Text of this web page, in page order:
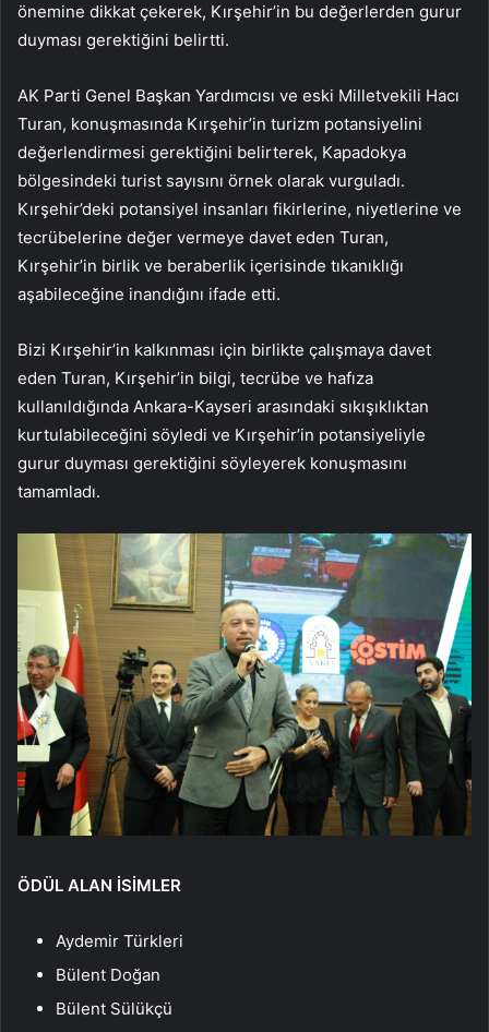
önemine dikkat çekerek, Kırşehir’in bu değerlerden gurur
duyması gerektiğini belirtti.
AK Parti Genel Başkan Yardımcısı ve eski Milletvekili Hacı
Turan, konuşmasında Kırşehir’in turizm potansiyelini
değerlendirmesi gerektiğini belirterek, Kapadokya
bölgesindeki turist sayısını örnek olarak vurguladı.
Kırşehir’deki potansiyel insanları fikirlerine, niyetlerine ve
tecrübelerine değer vermeye davet eden Turan,
Kırşehir’in birlik ve beraberlik içerisinde tıkanıklığı
aşabileceğine inandığını ifade etti.
Bizi Kırşehir’in kalkınması için birlikte çalışmaya davet
eden Turan, Kırşehir’in bilgi, tecrübe ve hafıza
kullanıldığında Ankara-Kayseri arasındaki sıkışıklıktan
kurtulabileceğini söyledi ve Kırşehir’in potansiyeliyle
gurur duyması gerektiğini söyleyerek konuşmasını
tamamladı.
ÖDÜL ALAN İSİMLER
Aydemir Türkleri
Bülent Doğan
Bülent Sülükçü